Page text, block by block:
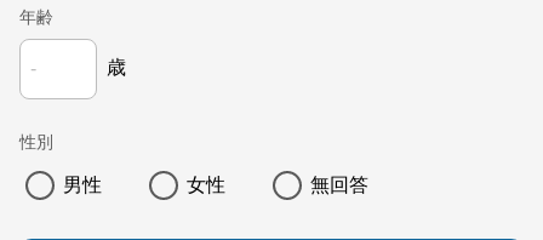
年齢
歳
性別
男性 女性 無回答